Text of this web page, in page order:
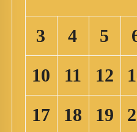
3
4 5
10
11 12
17
18 19